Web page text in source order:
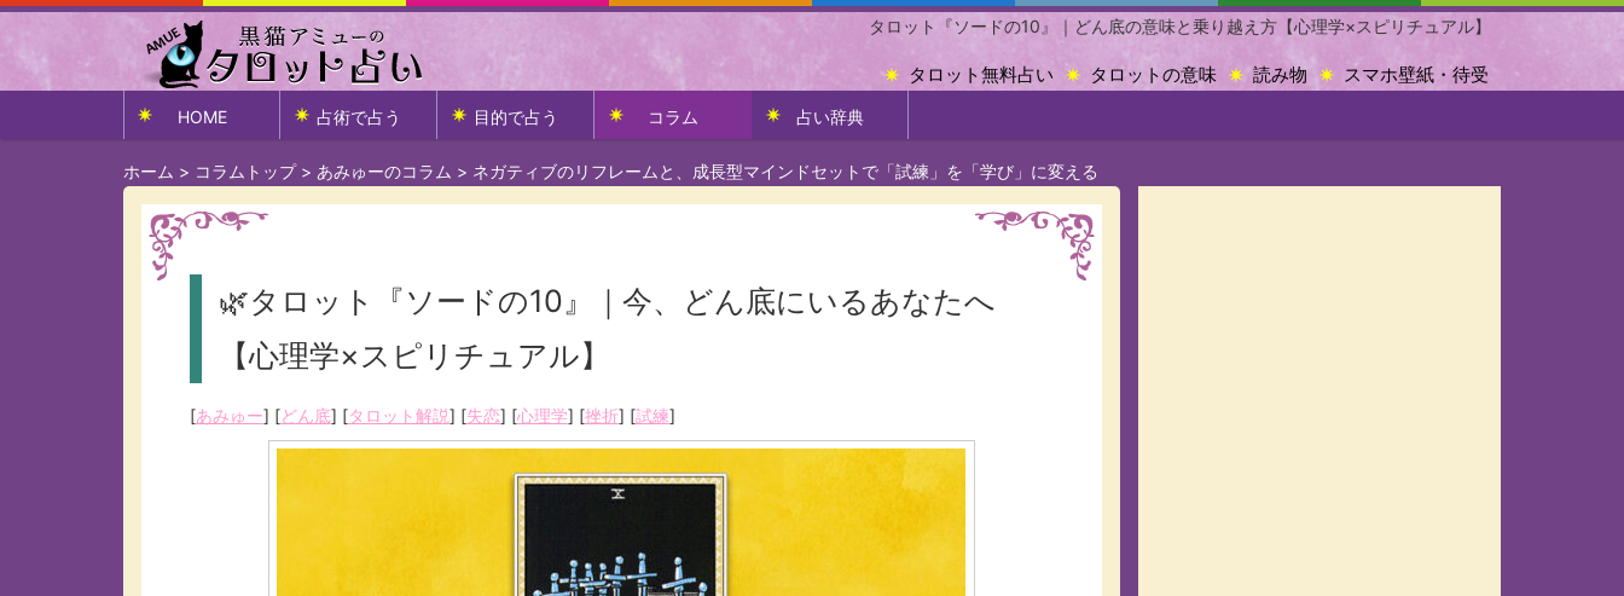
タロット『ソードの10』｜どん底の意味と乗り越え方【心理学×スピリチュアル】
スマホ壁紙・待受
読み物
タロットの意味
タロット無料占い
HOME 占術で占う 目的で占う コラム 占い辞典
ホーム > コラムトップ> あみゅーのコラム > ネガティブのリフレームと、成長型マインドセットで「試練」を「学び」に変える
🌿タロット『ソードの10』｜今、どん底にいるあなたへ
【心理学×スピリチュアル】
[あみゅー] [どん底] [タロット解説] [失恋] [心理学] [挫折] [試練]